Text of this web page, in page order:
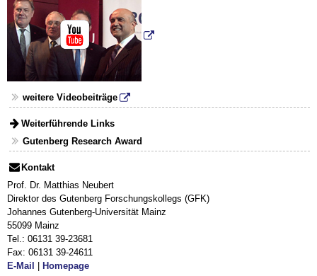
weitere Videobeiträge
Weiterführende Links
Gutenberg Research Award
Kontakt
Prof. Dr. Matthias Neubert
Direktor des Gutenberg Forschungskollegs (GFK)
Johannes Gutenberg-Universität Mainz
55099 Mainz
Tel.: 06131 39-23681
Fax: 06131 39-24611
E-Mail
Homepage